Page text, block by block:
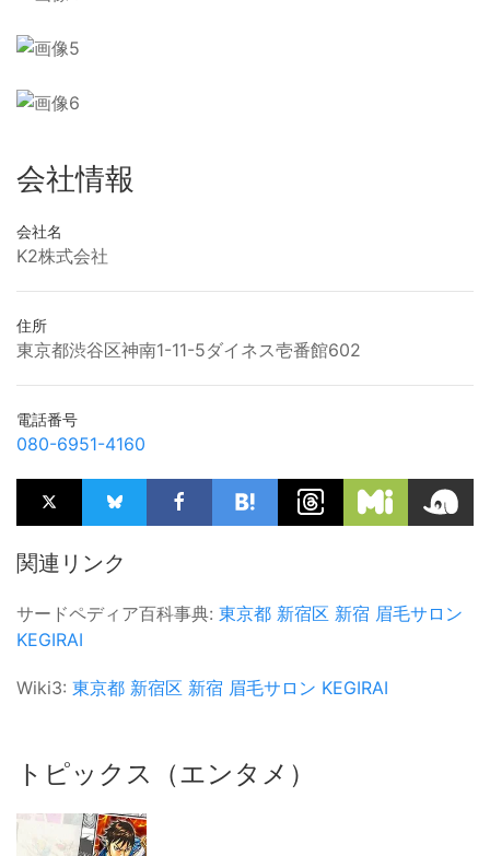
会社情報
会社名
K2株式会社
住所
東京都渋谷区神南1-11-5ダイネス壱番館602
電話番号
080-6951-4160
関連リンク
サードペディア百科事典: 東京都 新宿区 新宿 眉毛サロン
KEGIRAI
Wiki3: 東京都 新宿区 新宿 眉毛サロン KEGIRAI
トピックス（エンタメ）